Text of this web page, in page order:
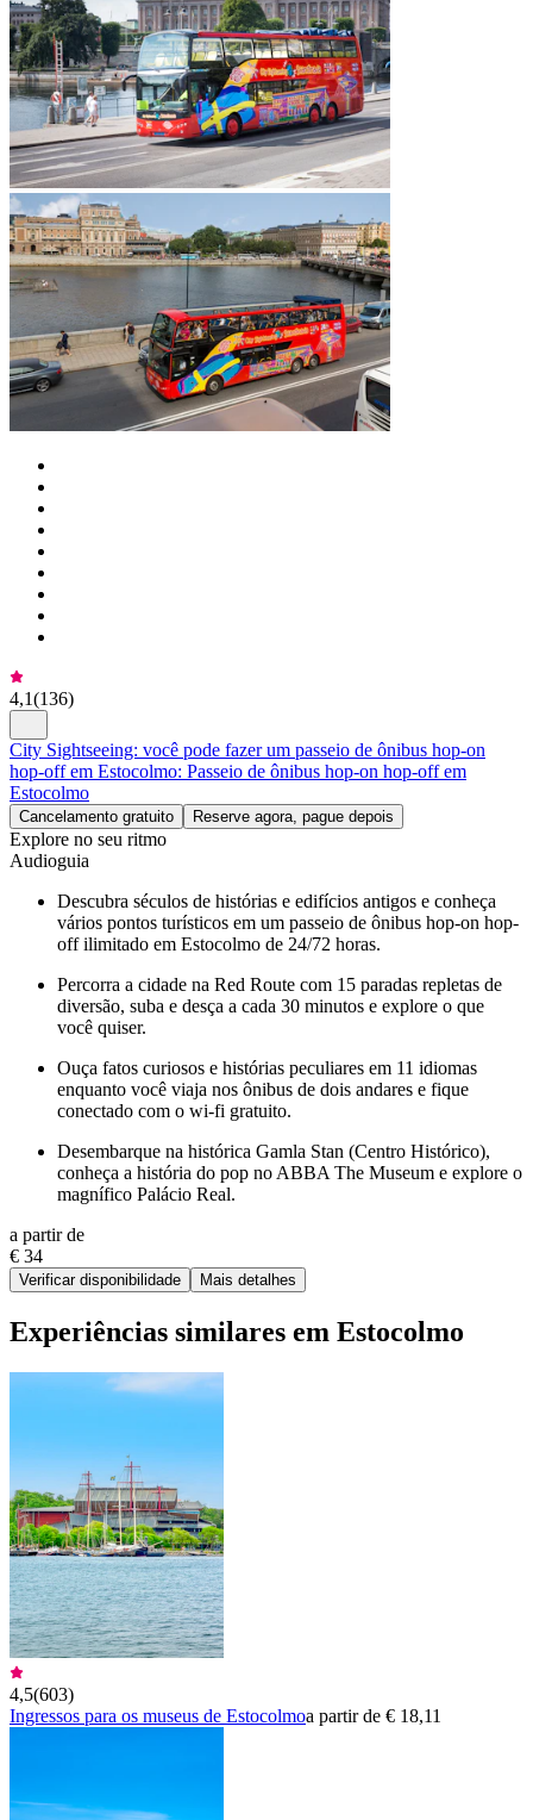
4,1(136)
City Sightseeing: você pode fazer um passeio de ônibus hop-on
hop-off em Estocolmo: Passeio de ônibus hop-on hop-off em
Estocolmo
Cancelamento gratuito Reserve agora, pague depois
Explore no seu ritmo
Audioguia
Descubra séculos de histórias e edifícios antigos e conheça
vários pontos turísticos em um passeio de ônibus hop-on hop-
off ilimitado em Estocolmo de 24/72 horas.
Percorra a cidade na Red Route com 15 paradas repletas de
diversão, suba e desça a cada 30 minutos e explore o que
você quiser.
Ouça fatos curiosos e histórias peculiares em 11 idiomas
enquanto você viaja nos ônibus de dois andares e fique
conectado com o wi-fi gratuito.
Desembarque na histórica Gamla Stan (Centro Histórico),
conheça a história do pop no ABBA The Museum e explore o
magnífico Palácio Real.
a partir de
€ 34
Verificar disponibilidade Mais detalhes
Experiências similares em Estocolmo
4,5(603)
Ingressos para os museus de Estocolmoa partir de € 18,11